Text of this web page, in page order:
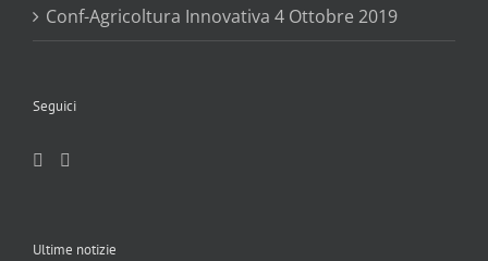
Conf-Agricoltura Innovativa 4 Ottobre 2019
Seguici
Ultime notizie